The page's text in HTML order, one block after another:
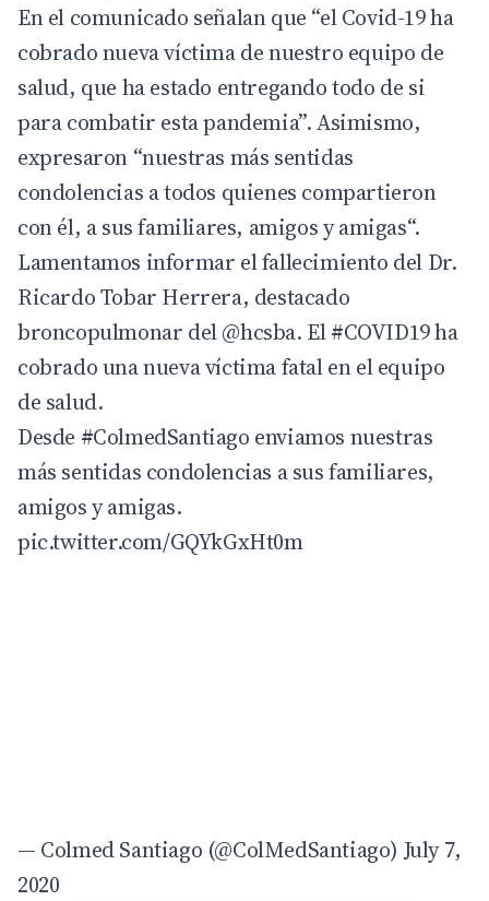
En el comunicado señalan que “el Covid-19 ha
cobrado nueva víctima de nuestro equipo de
salud, que ha estado entregando todo de si
para combatir esta pandemia”. Asimismo,
expresaron “nuestras más sentidas
condolencias a todos quienes compartieron
con él, a sus familiares, amigos y amigas“.
Lamentamos informar el fallecimiento del Dr.
Ricardo Tobar Herrera, destacado
broncopulmonar del@hcsba. El#COVID19ha
cobrado una nueva víctima fatal en el equipo
de salud.
Desde #ColmedSantiago enviamos nuestras
más sentidas condolencias a sus familiares,
amigos y amigas.
pic.twitter.com/GQYkGxHt0m
— Colmed Santiago (@ColMedSantiago)July 7,
2020